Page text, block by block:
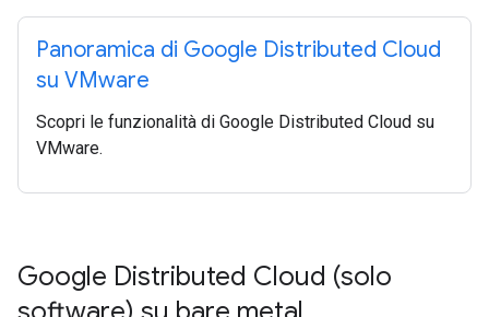
Panoramica di Google Distributed Cloud
su VMware
Scopri le funzionalità di Google Distributed Cloud su
VMware.
Google Distributed Cloud (solo